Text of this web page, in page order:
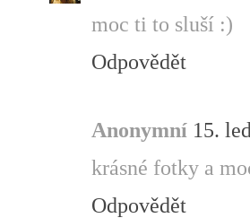
moc ti to sluší :)
Odpovědět
Anonymní 15.
krásné fotky a
Odpovědět